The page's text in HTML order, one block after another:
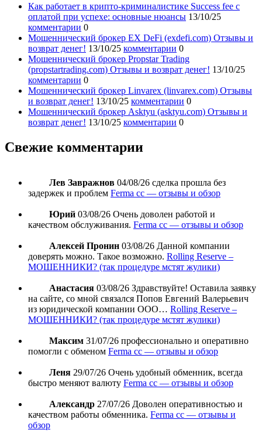
Как работает в крипто-криминалистике Success fee с
оплатой при успехе: основные нюансы 13/10/25
комментарии 0
Мошеннический брокер EX DeFi (exdefi.com) Отзывы и
возврат денег! 13/10/25 комментарии 0
Мошеннический брокер Propstar Trading
(propstartrading.com) Отзывы и возврат денег! 13/10/25
комментарии 0
Мошеннический брокер Linvarex (linvarex.com) Отзывы
и возврат денег! 13/10/25 комментарии 0
Мошеннический брокер Asktyu (asktyu.com) Отзывы и
возврат денег! 13/10/25 комментарии 0
Свежие комментарии
Лев Завражнов 04/08/26 сделка прошла без
задержек и проблем Ferma cc — отзывы и обзор
Юрий 03/08/26 Очень доволен работой и
качеством обслуживания. Ferma cc — отзывы и обзор
Алексей Пронин 03/08/26 Данной компании
доверять можно. Такое возможно. Rolling Reserve –
МОШЕННИКИ? (так процедуре мстят жулики)
Анастасия 03/08/26 Здравствуйте! Оставила заявку
на сайте, со мной связался Попов Евгений Валерьевич
из юридической компании ООО… Rolling Reserve –
МОШЕННИКИ? (так процедуре мстят жулики)
Максим 31/07/26 профессионально и оперативно
помогли с обменом Ferma cc — отзывы и обзор
Леня 29/07/26 Очень удобный обменник, всегда
быстро меняют валюту Ferma cc — отзывы и обзор
Александр 27/07/26 Доволен оперативностью и
качеством работы обменника. Ferma cc — отзывы и
обзор